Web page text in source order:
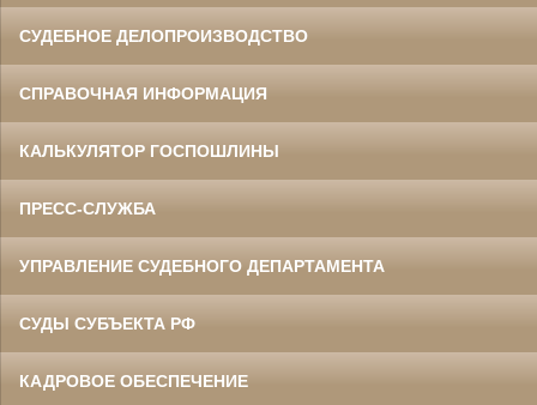
СУДЕБНОЕ ДЕЛОПРОИЗВОДСТВО
СПРАВОЧНАЯ ИНФОРМАЦИЯ
КАЛЬКУЛЯТОР ГОСПОШЛИНЫ
ПРЕСС-СЛУЖБА
УПРАВЛЕНИЕ СУДЕБНОГО ДЕПАРТАМЕНТА
СУДЫ СУБЪЕКТА РФ
КАДРОВОЕ ОБЕСПЕЧЕНИЕ